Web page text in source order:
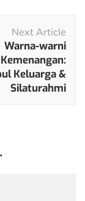
Next Article
Warna-warni
Kemenangan:
Keluarga &
Silaturahmi